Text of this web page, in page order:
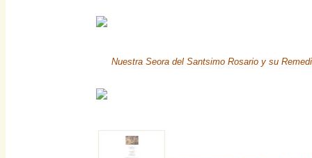
Nuestra Seora del Santsimo Rosario y su